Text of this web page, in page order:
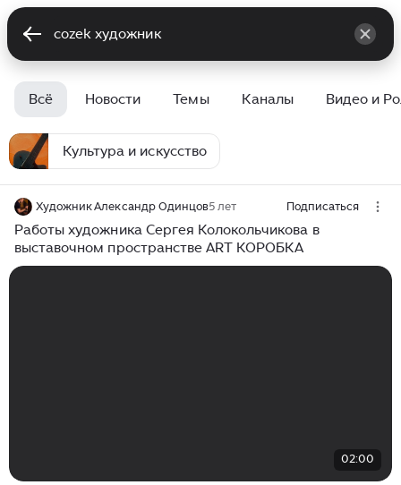
Всё Новости Темы Каналы Видео и
Культура и искусство
Художник Александр Одинцов5 лет Подписаться
Работы художника Сергея Колокольчикова в
выставочном пространстве ART КОРОБКА
02:00